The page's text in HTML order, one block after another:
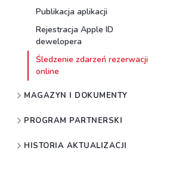
Publikacja aplikacji
Rejestracja Apple ID
dewelopera
Śledzenie zdarzeń rezerwacji
online
MAGAZYN I DOKUMENTY
PROGRAM PARTNERSKI
HISTORIA AKTUALIZACJI